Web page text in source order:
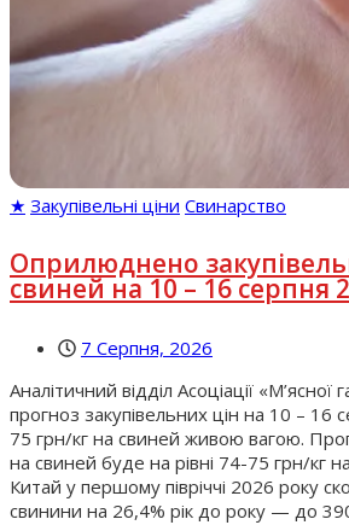
★ Закупівельні ціни Свинарство
Оприлюднено
свиней на 10 – 16 серпня
7 Серпня, 2026
Аналітичний відділ Асоціації «М’ясної
прогноз закупівельних цін на 10 – 16
75 грн/кг на свиней живою вагою.
на свиней буде на рівні 74-75 грн/кг
Китай у першому півріччі 2026 року
свинини на 26,4% рік до року — до